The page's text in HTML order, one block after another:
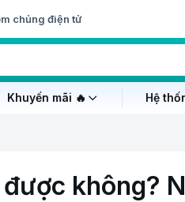
chủng điện tử
Khuyến mãi 🔥 Hệ
không?